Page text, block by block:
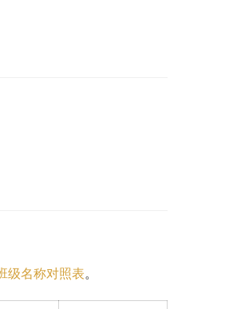
级名称对照表。